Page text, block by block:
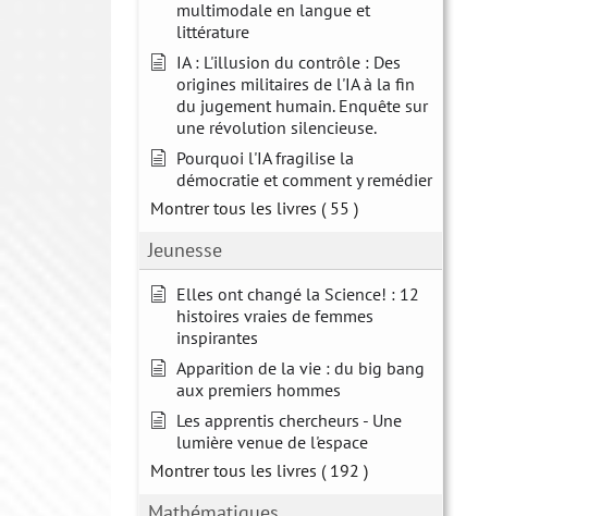
multimodale en langue et
littérature
IA : L'illusion du contrôle : Des
origines militaires de l'IA à la fin
du jugement humain. Enquête sur
une révolution silencieuse.
Pourquoi l'IA fragilise la
démocratie et comment y remédier
Montrer tous les livres ( 55 )
Jeunesse
Elles ont changé la Science! : 12
histoires vraies de femmes
inspirantes
Apparition de la vie : du big bang
aux premiers hommes
Les apprentis chercheurs - Une
lumière venue de l'espace
Montrer tous les livres ( 192 )